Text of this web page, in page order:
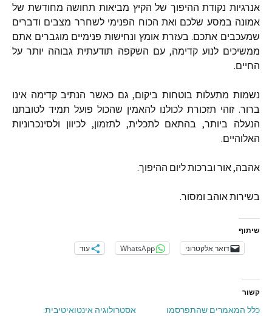
אנרגיות נקודת ההיפוך של הקיץ מביאות תחושה מחודשת של
אמונה במסע שלכם ואת הכוח הפנימי לשחרר מצבים ודברים
שמעכבים אתכם. בעזרת אומץ ונחישות פנימיים מוגברים אתם
ממשיכים לנוע קדימה,עם השקפה תודעתית גבוהה יותר על
החיים.
נשמות מתעלות בוטחות ביקום,גם כאשר הנתיב קדימה אינו
ברור. זוהי תזכורת לכולנו להאמין שהכול פועל תמיד לטובתנו
הנעלה ביותר, בהתאם לתכלית,לתזמון,לכיוון ולסינכרוניות
האלוהיים.
אהבה,אור וברכות ליום ההיפוך.
בשירות אוהב ומסור.
שיתוף
דואר אלקטרוני WhatsApp עוד
קשור
כלל המאמרים שהתפרסמו
אסטרולוגיה אינטואיטיבית: